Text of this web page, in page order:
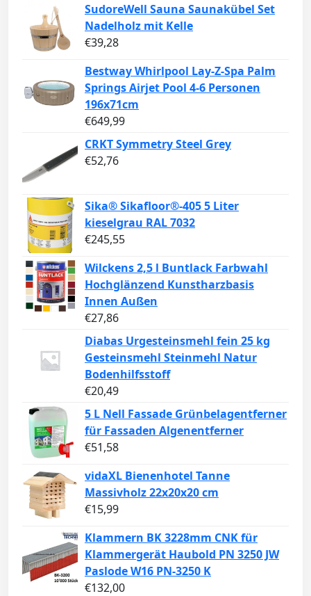
SudoreWell Sauna Saunakübel Set
Nadelholz mit Kelle
€39,28
Bestway Whirlpool Lay-Z-Spa Palm
Springs Airjet Pool 4-6 Personen
196x71cm
€649,99
CRKT Symmetry Steel Grey
€52,76
Sika® Sikafloor®-405 5 Liter
kieselgrau RAL 7032
€245,55
Wilckens 2,5 l Buntlack Farbwahl
Hochglänzend Kunstharzbasis
Innen Außen
€27,86
Diabas Urgesteinsmehl fein 25 kg
Gesteinsmehl Steinmehl Natur
Bodenhilfsstoff
€20,49
5 L Nell Fassade Grünbelagentferner
für Fassaden Algenentferner
€51,58
vidaXL Bienenhotel Tanne
Massivholz 22x20x20 cm
€15,99
Klammern BK 3228mm CNK für
Klammergerät Haubold PN 3250 JW
Paslode W16 PN-3250 K
€132,00